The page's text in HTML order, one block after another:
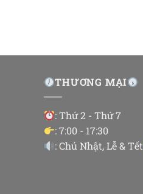
THƯƠNG MẠI
: Thứ 2 - Thứ 7
: 7:00 - 17:30
: Chủ Nhật, Lễ & Tết